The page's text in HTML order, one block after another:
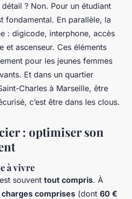
détail ? Non. Pour un étudiant
fondamental. En parallèle, la
: digicode, interphone, accès
et ascenseur. Ces éléments
pour les jeunes femmes
Et dans un quartier
Charles à Marseille, être
c’est être dans les clous.
: optimiser son
à vivre
souvent tout compris. À
comprises (dont 60 €